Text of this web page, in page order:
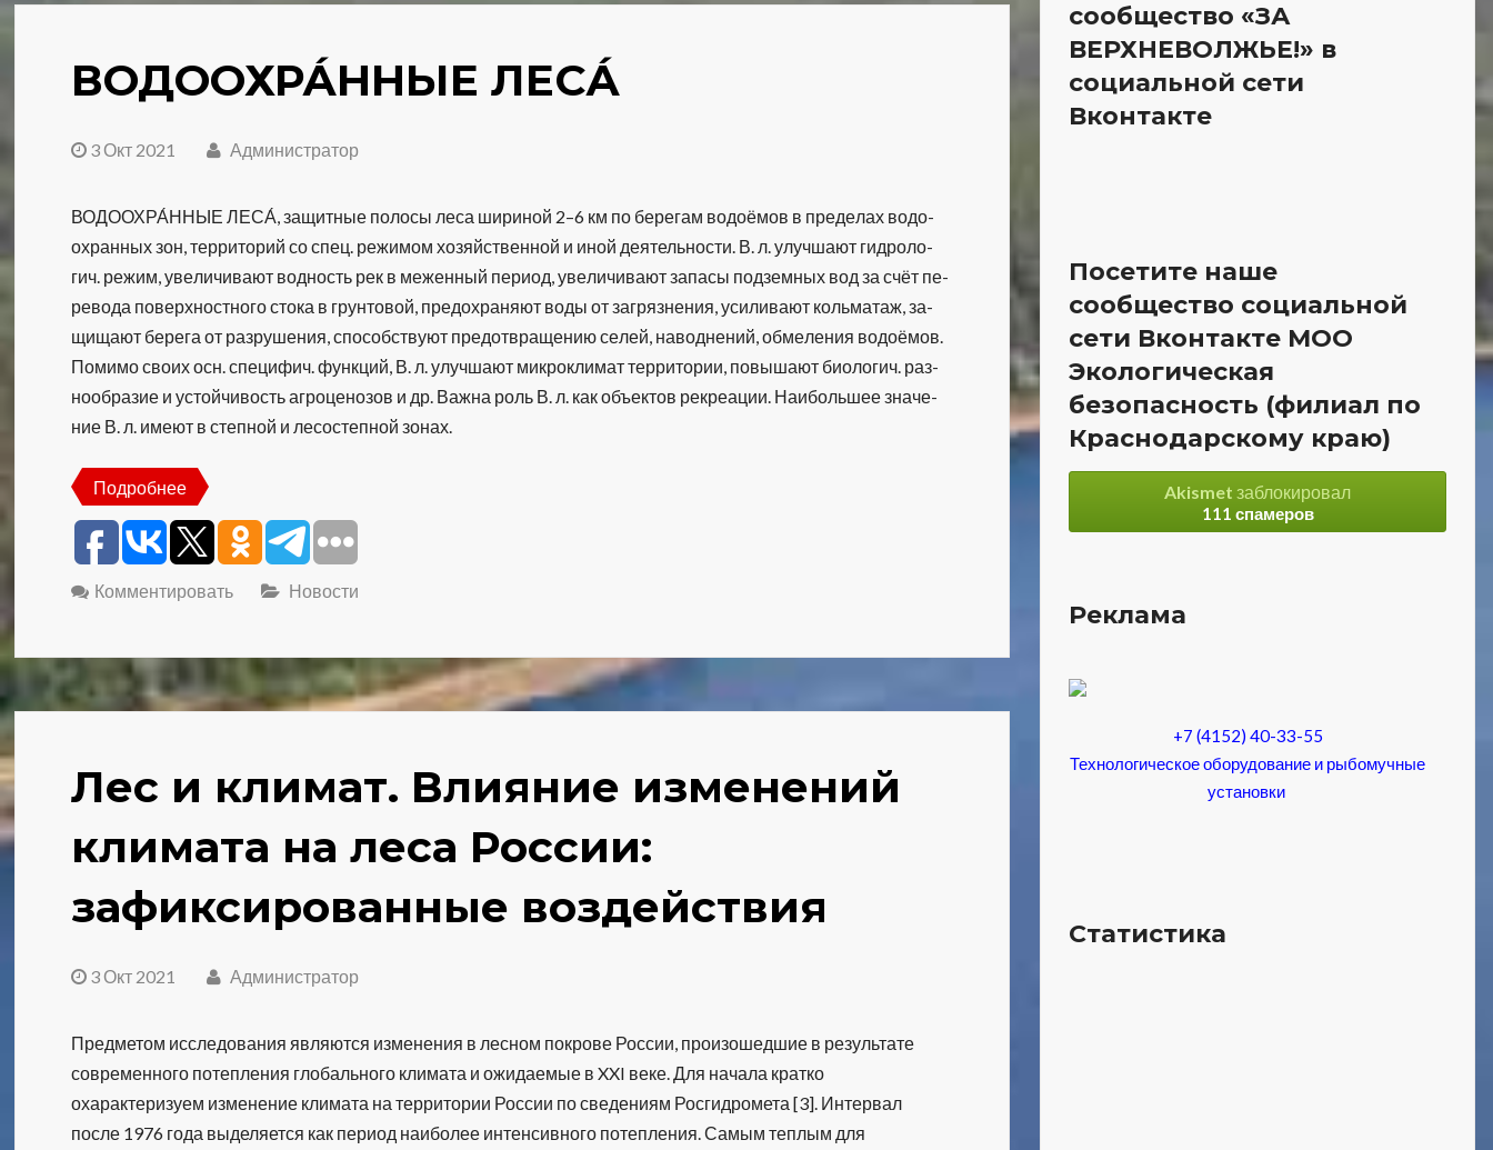
ВОДООХРА́ННЫЕ ЛЕСА́
3 Окт 2021 Администратор
ВОДООХРА́ННЫЕ ЛЕСА́, за­щит­ные по­ло­сы ле­са ши­ри­ной 2–6 км по бе­ре­гам во­доё­мов в пре­де­лах во­до­
ох­ран­ных зон, тер­ри­то­рий со спец. ре­жи­мом хо­зяй­ст­вен­ной и иной дея­тель­но­сти. В. л. улуч­ша­ют гид­ро­ло­
гич. ре­жим, уве­ли­чи­ва­ют вод­ность рек в ме­жен­ный пе­ри­од, уве­ли­чи­ва­ют за­па­сы под­зем­ных вод за счёт пе­
ре­во­да по­верх­но­ст­но­го сто­ка в грун­то­вой, пре­до­хра­ня­ют во­ды от за­гряз­не­ния, уси­ли­ва­ют коль­ма­таж, за­
щи­ща­ют бе­ре­га от раз­ру­ше­ния, спо­соб­ст­ву­ют пре­дот­вра­ще­нию се­лей, на­вод­не­ний, об­ме­ле­ния во­до­ёмов.
По­ми­мо сво­их осн. спе­ци­фич. функ­ций, В. л. улуч­ша­ют мик­ро­кли­мат тер­ри­то­рии, по­вы­ша­ют био­ло­гич. раз­
но­об­ра­зие и ус­той­чи­вость аг­ро­це­но­зов и др. Важ­на роль В. л. как объ­ек­тов рек­реа­ции. Наи­боль­шее зна­че­
ние В. л. име­ют в степ­ной и ле­со­степ­ной зо­нах.
Подробнее
Комментировать Новости
Лес и климат. Влияние изменений
климата на леса России:
зафиксированные воздействия
3 Окт 2021 Администратор
Предметом исследования являются изменения в лесном покрове России, произошедшие в результате
современного потепления глобального климата и ожидаемые в XXI веке. Для начала кратко
охарактеризуем изменение климата на территории России по сведениям Росгидромета [3]. Интервал
после 1976 года выделяется как период наиболее интенсивного потепления. Самым теплым для
сообщество «ЗА
ВЕРХНЕВОЛЖЬЕ!» в
социальной сети
Вконтакте
Посетите наше
сообщество социальной
сети Вконтакте МОО
Экологическая
безопасность (филиал по
Краснодарскому краю)
Akismet заблокировал
111 спамеров
Реклама
+7 (4152) 40-33-55
Технологическое оборудование и рыбомучные
установки
Статистика